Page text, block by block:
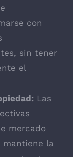
con
sin tener
el
Las
mercado
mantiene la